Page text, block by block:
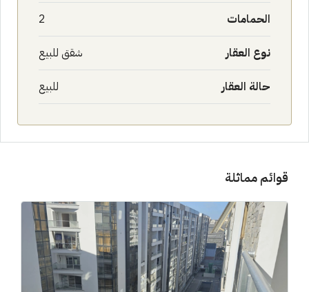
الحمامات 2
نوع العقار شقق للبيع
حالة العقار للبيع
قوائم مماثلة